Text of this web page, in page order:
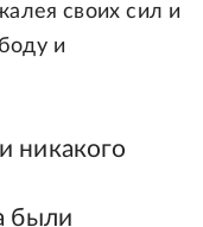
своих сил и
и
никакого
были